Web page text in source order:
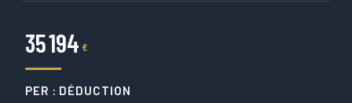
35 194 €
PER : DÉDUCTION